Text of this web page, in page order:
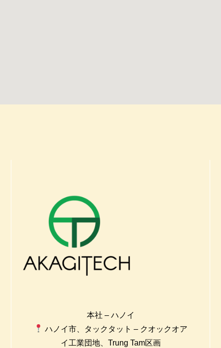
本社 – ハノイ
ハノイ市、タックタット – クオックオア
イ工業団地、Trung Tam区画